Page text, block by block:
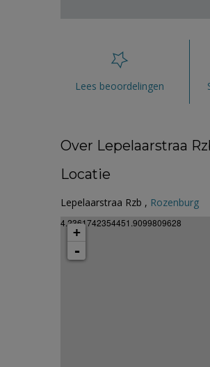
Lees beoordelingen
Over Lepelaarstraa
Locatie
Lepelaarstraa Rzb , Rozenburg
4.2361742354451.9099809628
+
-